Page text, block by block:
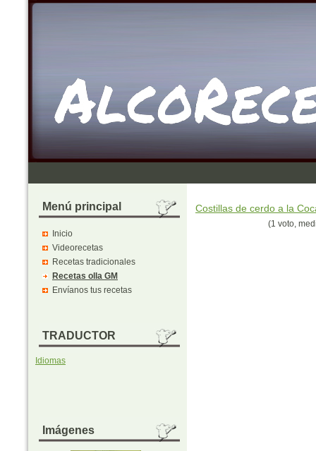
Menú principal
Inicio
Videorecetas
Recetas tradicionales
Recetas olla GM
Envíanos tus recetas
TRADUCTOR
Idiomas
Imágenes
Costillas de cerdo a la
(1 voto,